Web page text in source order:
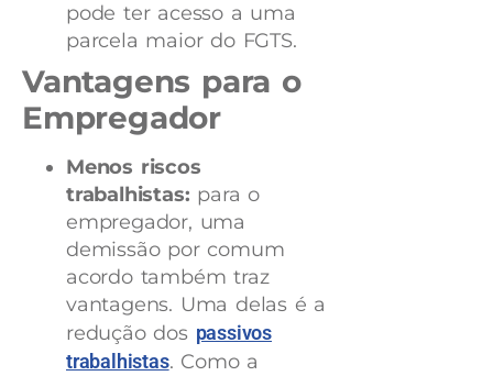
pode ter acesso a uma
parcela maior do FGTS.
Vantagens para o
Empregador
Menos riscos
trabalhistas: para o
empregador, uma
demissão por comum
acordo também traz
vantagens. Uma delas é a
redução dos passivos
trabalhistas. Como a